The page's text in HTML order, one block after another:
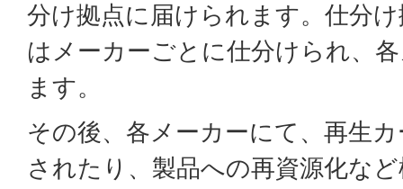
分け拠点に届けられます。仕分
はメーカーごとに仕分けられ、
ます。
その後、各メーカーにて、再生
されたり、製品への再資源化な